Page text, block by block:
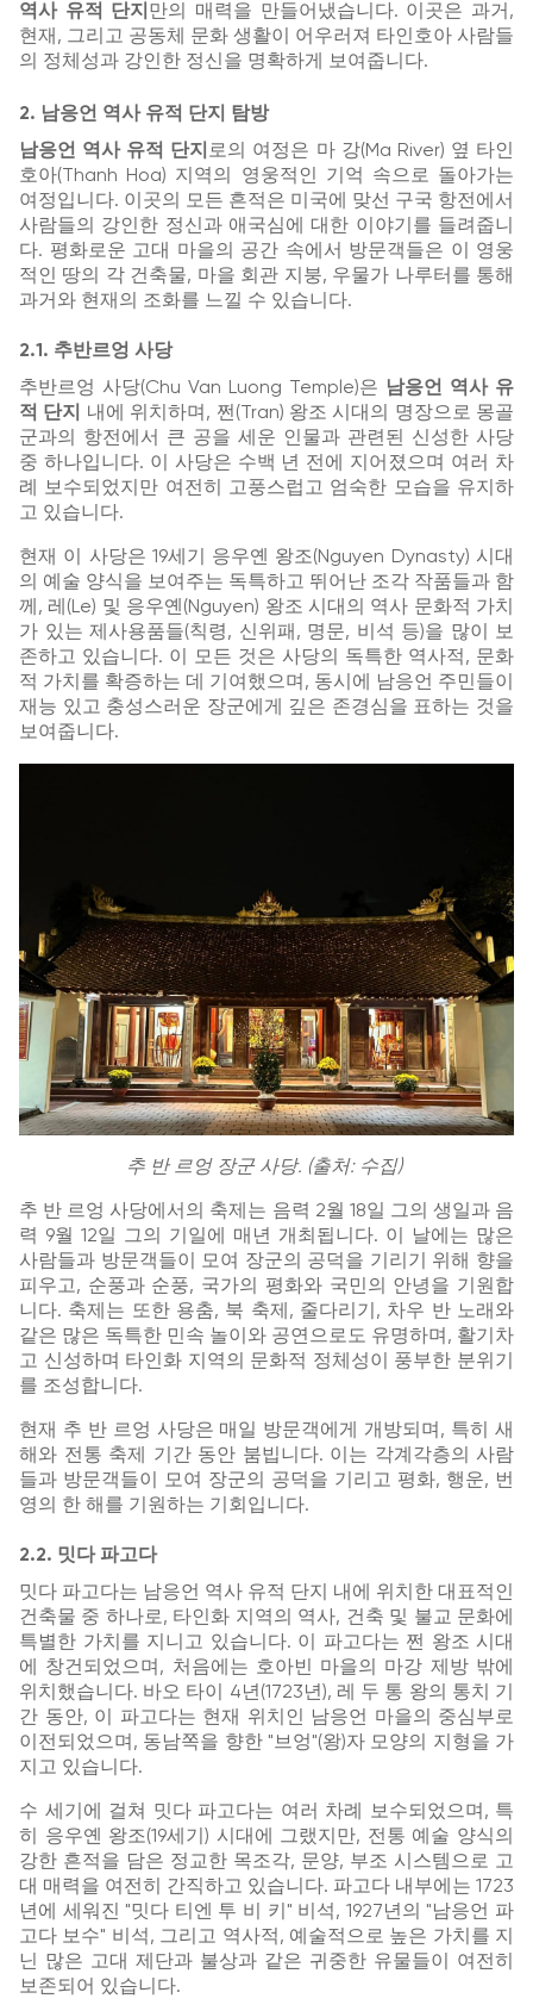
역사 유적 단지 만의 매력을 만들어냈습니다. 이곳은 과거,
현재, 그리고 공동체 문화 생활이 어우러져 타인호아 사람들
의 정체성과 강인한 정신을 명확하게 보여줍니다.
2. 남응언 역사 유적 단지 탐방
남응언 역사 유적 단지 로의 여정은 마 강(Ma River) 옆 타인
호아(Thanh Hoa) 지역의 영웅적인 기억 속으로 돌아가는
여정입니다. 이곳의 모든 흔적은 미국에 맞선 구국 항전에서
사람들의 강인한 정신과 애국심에 대한 이야기를 들려줍니
다. 평화로운 고대 마을의 공간 속에서 방문객들은 이 영웅
적인 땅의 각 건축물, 마을 회관 지붕, 우물가 나루터를 통해
과거와 현재의 조화를 느낄 수 있습니다.
2.1. 추반르엉 사당
추반르엉 사당(Chu Van Luong Temple)은 남응언 역사 유
적 단지
내에 위치하며, 쩐(Tran) 왕조 시대의 명장으로 몽골
군과의 항전에서 큰 공을 세운 인물과 관련된 신성한 사당
중 하나입니다. 이 사당은 수백 년 전에 지어졌으며 여러 차
례 보수되었지만 여전히 고풍스럽고 엄숙한 모습을 유지하
고 있습니다.
현재 이 사당은 19세기 응우옌 왕조(Nguyen Dynasty) 시대
의 예술 양식을 보여주는 독특하고 뛰어난 조각 작품들과 함
께, 레(Le) 및 응우옌(Nguyen) 왕조 시대의 역사 문화적 가치
가 있는 제사용품들(칙령, 신위패, 명문, 비석 등)을 많이 보
존하고 있습니다. 이 모든 것은 사당의 독특한 역사적, 문화
적 가치를 확증하는 데 기여했으며, 동시에 남응언 주민들이
재능 있고 충성스러운 장군에게 깊은 존경심을 표하는 것을
보여줍니다.
추 반 르엉 장군 사당. (출처: 수집)
추 반 르엉 사당에서의 축제는 음력 2월 18일 그의 생일과 음
력 9월 12일 그의 기일에 매년 개최됩니다. 이 날에는 많은
사람들과 방문객들이 모여 장군의 공덕을 기리기 위해 향을
피우고, 순풍과 순풍, 국가의 평화와 국민의 안녕을 기원합
니다. 축제는 또한 용춤, 북 축제, 줄다리기, 차우 반 노래와
같은 많은 독특한 민속 놀이와 공연으로도 유명하며, 활기차
고 신성하며 타인화 지역의 문화적 정체성이 풍부한 분위기
를 조성합니다.
현재 추 반 르엉 사당은 매일 방문객에게 개방되며, 특히 새
해와 전통 축제 기간 동안 붐빕니다. 이는 각계각층의 사람
들과 방문객들이 모여 장군의 공덕을 기리고 평화, 행운, 번
영의 한 해를 기원하는 기회입니다.
2.2. 밋다 파고다
밋다 파고다는 남응언 역사 유적 단지 내에 위치한 대표적인
건축물 중 하나로, 타인화 지역의 역사, 건축 및 불교 문화에
특별한 가치를 지니고 있습니다. 이 파고다는 쩐 왕조 시대
에 창건되었으며, 처음에는 호아빈 마을의 마강 제방 밖에
위치했습니다. 바오 타이 4년(1723년), 레 두 통 왕의 통치 기
간 동안, 이 파고다는 현재 위치인 남응언 마을의 중심부로
이전되었으며, 동남쪽을 향한 "브엉"(왕)자 모양의 지형을 가
지고 있습니다.
수 세기에 걸쳐 밋다 파고다는 여러 차례 보수되었으며, 특
히 응우옌 왕조(19세기) 시대에 그랬지만, 전통 예술 양식의
강한 흔적을 담은 정교한 목조각, 문양, 부조 시스템으로 고
대 매력을 여전히 간직하고 있습니다. 파고다 내부에는 1723
년에 세워진 "밋다 티엔 투 비 키" 비석, 1927년의 "남응언 파
고다 보수" 비석, 그리고 역사적, 예술적으로 높은 가치를 지
닌 많은 고대 제단과 불상과 같은 귀중한 유물들이 여전히
보존되어 있습니다.